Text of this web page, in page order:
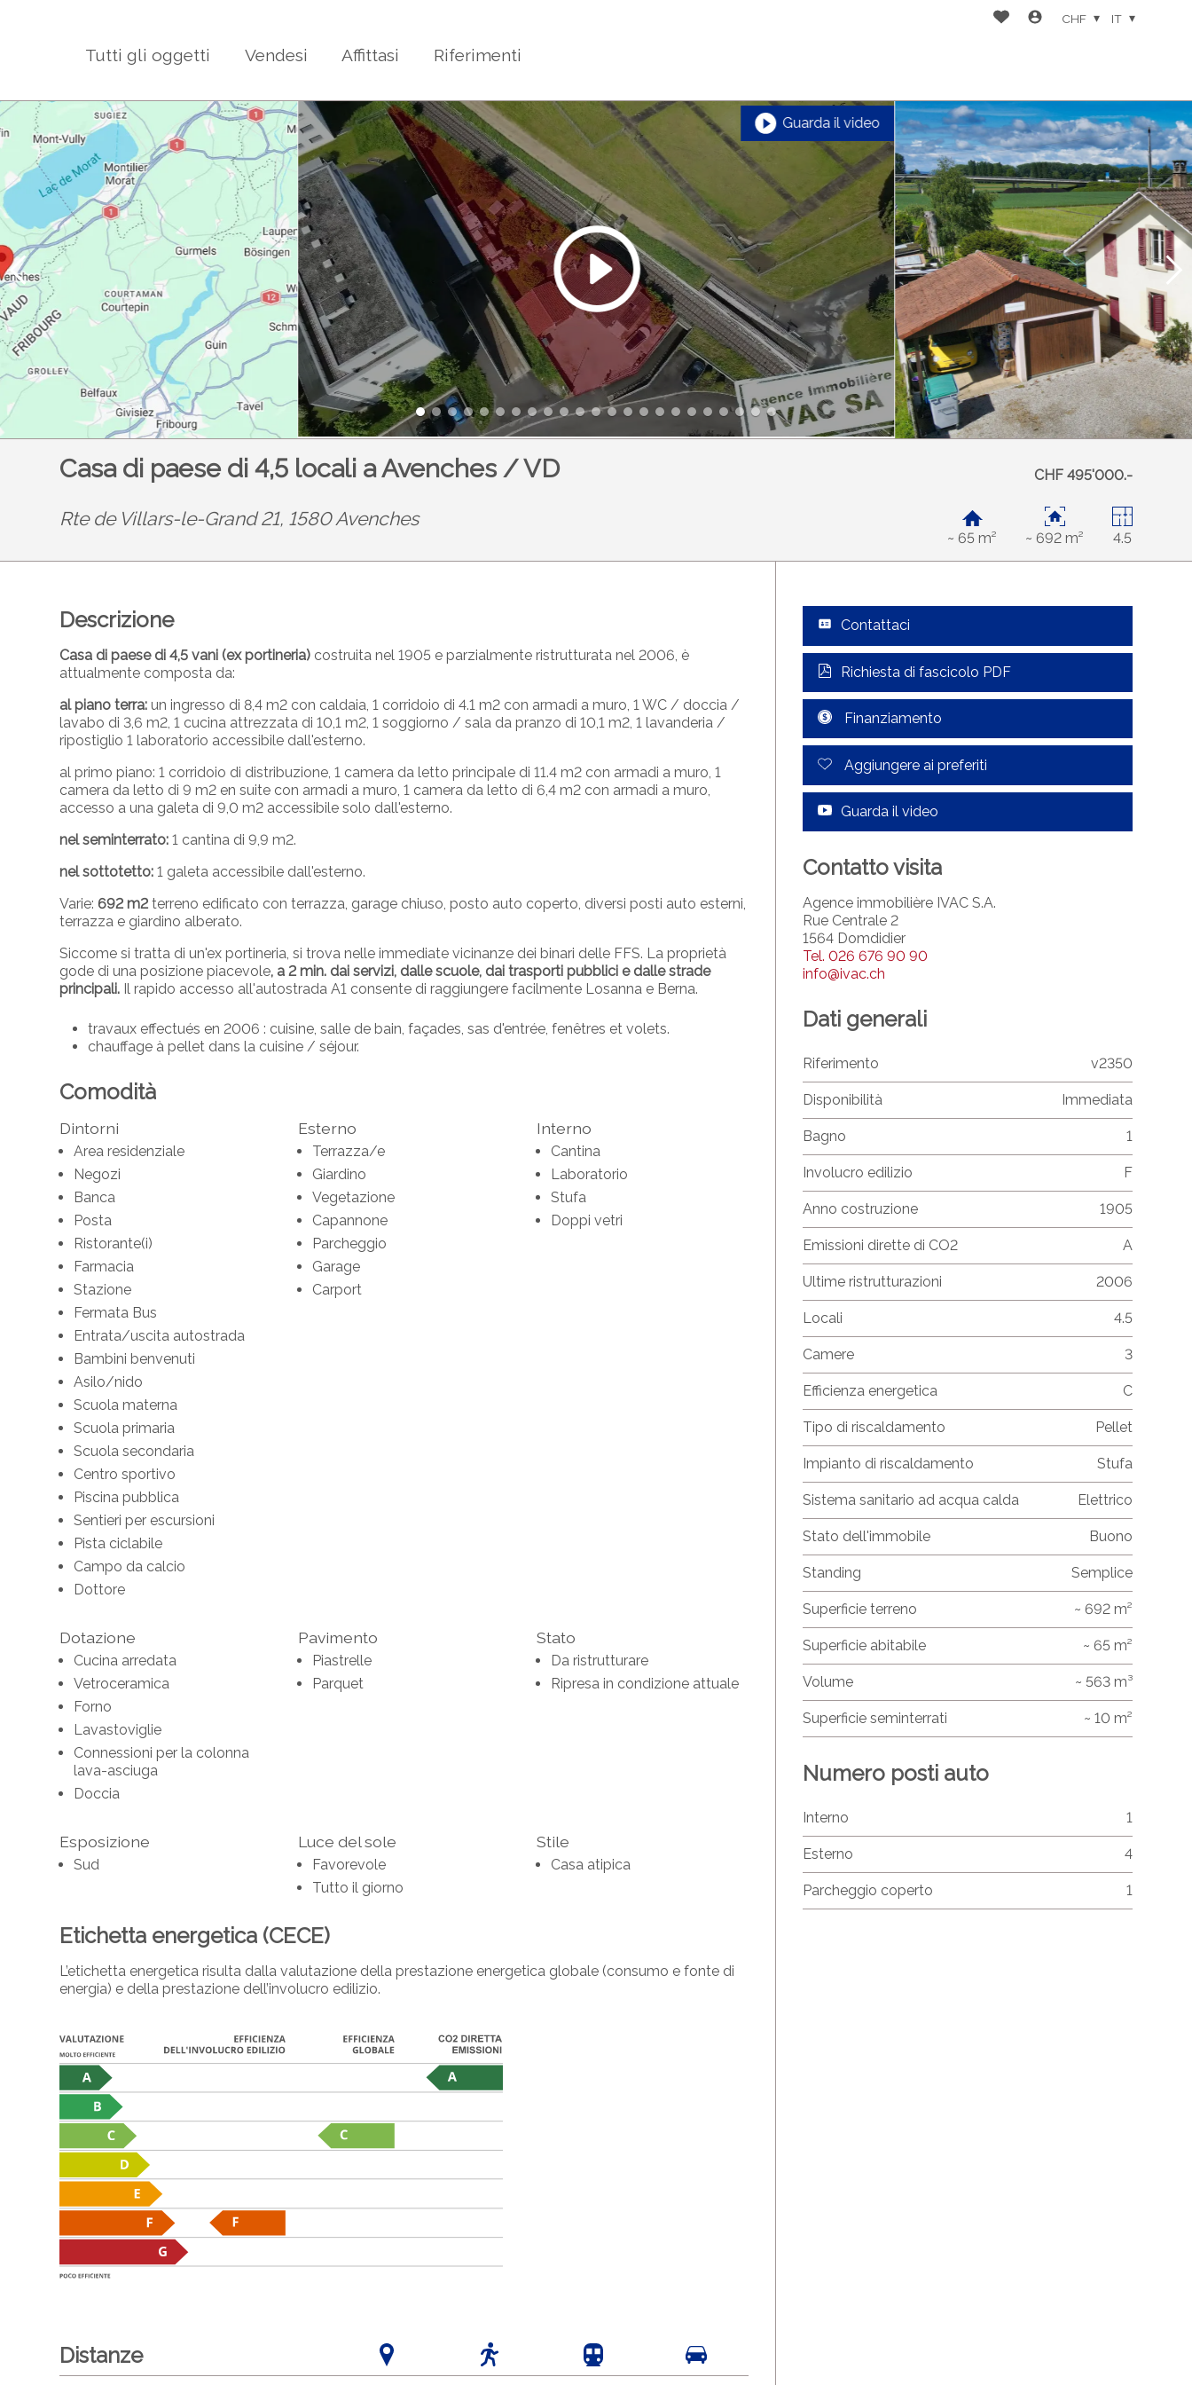
Tutti gli oggetti Vendesi Affittasi Riferimenti
CHF IT
Guarda il video
Casa di paese di 4,5 locali a Avenches / VD CHF 495'000.-
Rte de Villars-le-Grand 21, 1580 Avenches
~ 65 m² ~ 692 m² 4.5
Descrizione
Casa di paese di 4,5 vani (ex portineria) costruita nel 1905 e parzialmente ristrutturata nel 2006, è
attualmente composta da:
al piano terra: un ingresso di 8,4 m2 con caldaia, 1 corridoio di 4.1 m2 con armadi a muro, 1 WC / doccia /
lavabo di 3,6 m2, 1 cucina attrezzata di 10,1 m2, 1 soggiorno / sala da pranzo di 10,1 m2, 1 lavanderia /
ripostiglio 1 laboratorio accessibile dall'esterno.
al primo piano: 1 corridoio di distribuzione, 1 camera da letto principale di 11.4 m2 con armadi a muro, 1
camera da letto di 9 m2 en suite con armadi a muro, 1 camera da letto di 6,4 m2 con armadi a muro,
accesso a una galeta di 9,0 m2 accessibile solo dall'esterno.
nel seminterrato: 1 cantina di 9,9 m2.
nel sottotetto: 1 galeta accessibile dall'esterno.
Varie: 692 m2terreno edificato con terrazza, garage chiuso, posto auto coperto, diversi posti auto esterni,
terrazza e giardino alberato.
Siccome si tratta di un'ex portineria, si trova nelle immediate vicinanze dei binari delle FFS. La proprietà
gode di una posizione piacevole, a 2 min. dai servizi, dalle scuole, dai trasporti pubblici e dalle strade
principali. Il rapido accesso all'autostrada A1 consente di raggiungere facilmente Losanna e Berna.
travaux effectués en 2006 : cuisine, salle de bain, façades, sas d'entrée, fenêtres et volets.
chauffage à pellet dans la cuisine / séjour.
Comodità
Dintorni
Area residenziale
Negozi
Banca
Posta
Ristorante(i)
Farmacia
Stazione
Fermata Bus
Entrata/uscita autostrada
Bambini benvenuti
Asilo/nido
Scuola materna
Scuola primaria
Scuola secondaria
Centro sportivo
Piscina pubblica
Sentieri per escursioni
Pista ciclabile
Campo da calcio
Dottore
Esterno
Terrazza/e
Giardino
Vegetazione
Capannone
Parcheggio
Garage
Carport
Interno
Cantina
Laboratorio
Stufa
Doppi vetri
Dotazione
Cucina arredata
Vetroceramica
Forno
Lavastoviglie
Connessioni per la colonna
lava-asciuga
Doccia
Pavimento
Piastrelle
Parquet
Stato
Da ristrutturare
Ripresa in condizione attuale
Esposizione
Sud
Luce del sole
Favorevole
Tutto il giorno
Stile
Casa atipica
Etichetta energetica (CECE)
L’etichetta energetica risulta dalla valutazione della prestazione energetica globale (consumo e fonte di
energia) e della prestazione dell’involucro edilizio.
Distanze
Contattaci
Richiesta di fascicolo PDF
Finanziamento
Aggiungere ai preferiti
Guarda il video
Contatto visita
Agence immobilière IVAC S.A.
Rue Centrale 2
1564 Domdidier
Tel. 026 676 90 90
info@ivac.ch
Dati generali
Riferimento v2350
Disponibilità Immediata
Bagno 1
Involucro edilizio F
Anno costruzione 1905
Emissioni dirette di CO2 A
Ultime ristrutturazioni 2006
Locali 4.5
Camere 3
Efficienza energetica C
Tipo di riscaldamento Pellet
Impianto di riscaldamento Stufa
Sistema sanitario ad acqua calda Elettrico
Stato dell'immobile Buono
Standing Semplice
Superficie terreno ~ 692 m²
Superficie abitabile ~ 65 m²
Volume ~ 563 m³
Superficie seminterrati ~ 10 m²
Numero posti auto
Interno 1
Esterno 4
Parcheggio coperto 1